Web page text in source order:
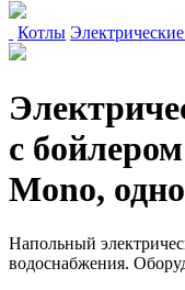
Котлы
с
Mono,
Напольный
водоснабжения.